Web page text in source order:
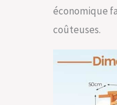
économique
coûteuses.